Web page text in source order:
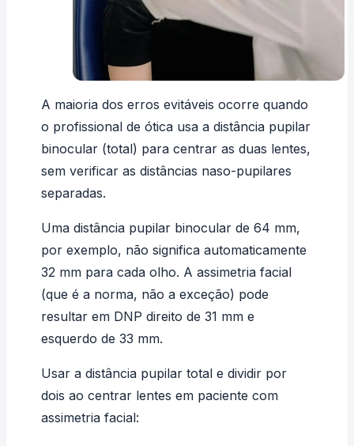
A maioria dos erros evitáveis ocorre quando
o profissional de ótica usa a distância pupilar
binocular (total) para centrar as duas lentes,
sem verificar as distâncias naso-pupilares
separadas.
Uma distância pupilar binocular de 64 mm,
por exemplo, não significa automaticamente
32 mm para cada olho. A assimetria facial
(que é a norma, não a exceção) pode
resultar em DNP direito de 31 mm e
esquerdo de 33 mm.
Usar a distância pupilar total e dividir por
dois ao centrar lentes em paciente com
assimetria facial: